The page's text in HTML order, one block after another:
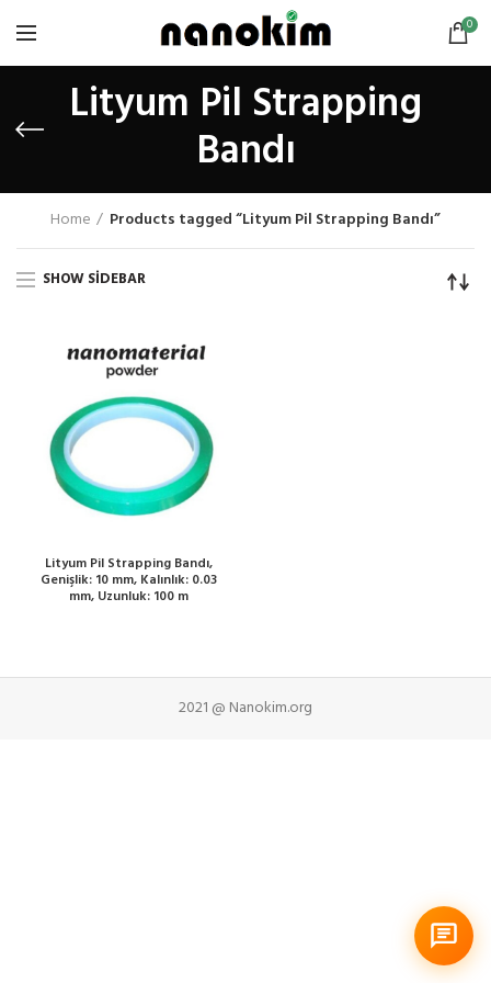
0
Lityum Pil Strapping
Bandı
Home Products tagged “Lityum Pil Strapping Bandı”
SHOW SIDEBAR
Lityum Pil Strapping Bandı,
Genişlik: 10 mm, Kalınlık: 0.03
mm, Uzunluk: 100 m
2021 @ Nanokim.org